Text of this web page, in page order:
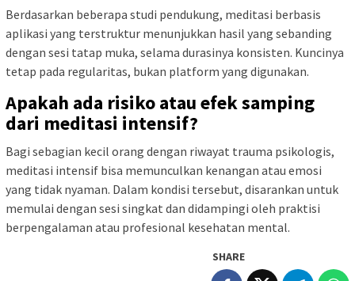
Berdasarkan beberapa studi pendukung, meditasi berbasis
aplikasi yang terstruktur menunjukkan hasil yang sebanding
dengan sesi tatap muka, selama durasinya konsisten. Kuncinya
tetap pada regularitas, bukan platform yang digunakan.
Apakah ada risiko atau efek samping
dari meditasi intensif?
Bagi sebagian kecil orang dengan riwayat trauma psikologis,
meditasi intensif bisa memunculkan kenangan atau emosi
yang tidak nyaman. Dalam kondisi tersebut, disarankan untuk
memulai dengan sesi singkat dan didampingi oleh praktisi
berpengalaman atau profesional kesehatan mental.
SHARE